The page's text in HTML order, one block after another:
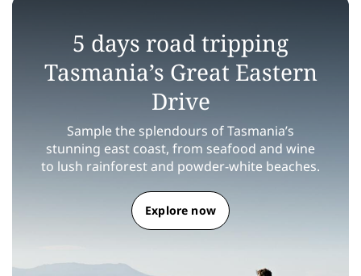
5 days road tripping
Tasmania’s Great Eastern
Drive
Sample the splendours of Tasmania’s
stunning east coast, from seafood and wine
to lush rainforest and powder-white beaches.
Explore now